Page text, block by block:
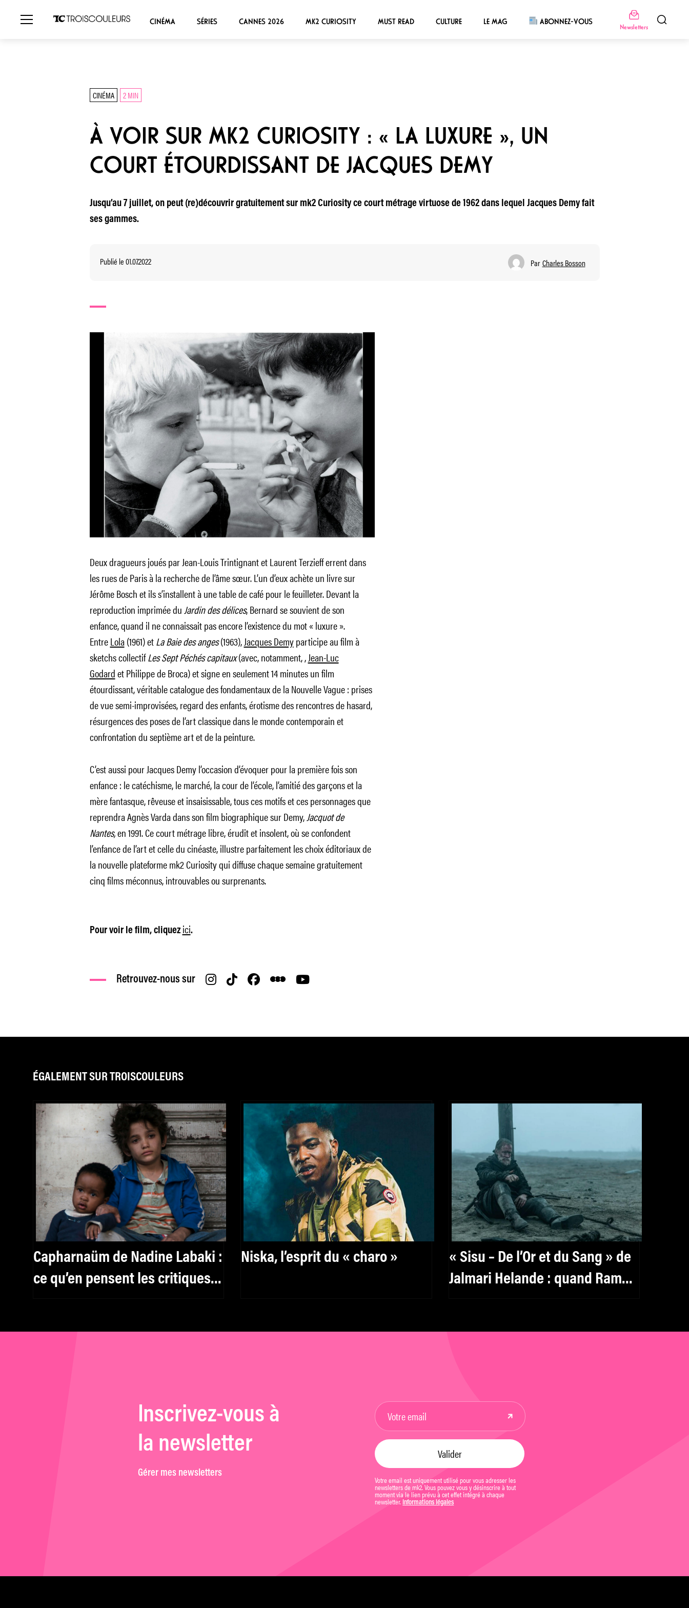
CINÉMA SÉRIES CANNES 2026 MK2 CURIOSITY MUST READ CULTURE LE MAG ABONNEZ-VOUS
Newsletters
CINÉMA 2 MIN
À VOIR SUR MK2 CURIOSITY : « LA LUXURE », UN
COURT ÉTOURDISSANT DE JACQUES DEMY
Jusqu’au 7 juillet, on peut (re)découvrir gratuitement sur mk2 Curiosity ce court métrage virtuose de 1962 dans lequel Jacques Demy fait
ses gammes.
Publié le 01.07.2022 Par Charles Bosson
Deux dragueurs joués par Jean-Louis Trintignant et Laurent Terzieff errent dans
les rues de Paris à la recherche de l’âme sœur. L’un d’eux achète un livre sur
Jérôme Bosch et ils s’installent à une table de café pour le feuilleter. Devant la
reproduction imprimée duJardin des délices, Bernard se souvient de son
enfance, quand il ne connaissait pas encore l’existence du mot « luxure ».
EntreLola(1961) etLa Baie des anges(1963),Jacques Demyparticipe au film à
sketchs collectifLes Sept Péchés capitaux(avec, notamment, ,Jean-Luc
Godardet Philippe de Broca) et signe en seulement 14 minutes un film
étourdissant, véritable catalogue des fondamentaux de la Nouvelle Vague : prises
de vue semi-improvisées, regard des enfants, érotisme des rencontres de hasard,
résurgences des poses de l’art classique dans le monde contemporain et
confrontation du septième art et de la peinture.
C’est aussi pour Jacques Demy l’occasion d’évoquer pour la première fois son
enfance : le catéchisme, le marché, la cour de l’école, l’amitié des garçons et la
mère fantasque, rêveuse et insaisissable, tous ces motifs et ces personnages que
reprendra Agnès Varda dans son film biographique sur Demy,Jacquot de
Nantes,en 1991. Ce court métrage libre, érudit et insolent, où se confondent
l’enfance de l’art et celle du cinéaste, illustre parfaitement les choix éditoriaux de
la nouvelle plateforme mk2 Curiosity qui diffuse chaque semaine gratuitement
cinq films méconnus, introuvables ou surprenants.
Pour voir le film, cliquez ici.
Retrouvez-nous sur
ÉGALEMENT SUR TROISCOULEURS
Capharnaüm de Nadine Labaki :
ce qu’en pensent les critiques
Niska, l’esprit du « charo »
« Sisu – De l’Or et du Sang » de
Jalmari Helande : quand Rambo
Inscrivez-vous à
la newsletter
Gérer mes newsletters
Votre email est uniquement utilisé pour vous adresser les
newsletters de mk2. Vous pouvez vous y désinscrire à tout
moment via le lien prévu à cet effet intégré à chaque
newsletter. Informations légales